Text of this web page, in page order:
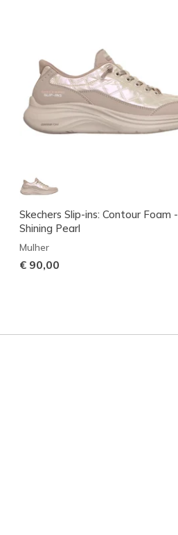
Skechers Slip-ins: Contour Foam -
Shining Pearl
Mulher
€ 90,00